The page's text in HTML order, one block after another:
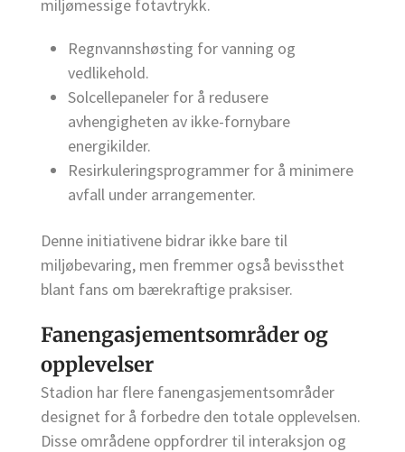
miljømessige fotavtrykk.
Regnvannshøsting for vanning og
vedlikehold.
Solcellepaneler for å redusere
avhengigheten av ikke-fornybare
energikilder.
Resirkuleringsprogrammer for å minimere
avfall under arrangementer.
Denne initiativene bidrar ikke bare til
miljøbevaring, men fremmer også bevissthet
blant fans om bærekraftige praksiser.
Fanengasjementsområder og
opplevelser
Stadion har flere fanengasjementsområder
designet for å forbedre den totale opplevelsen.
Disse områdene oppfordrer til interaksjon og